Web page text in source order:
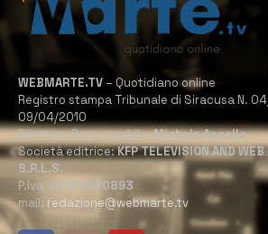
WEBMARTE.TV – Quotidiano online
Registro stampa Tribunale di Siracusa N.
09/04/2010
Direttore Responsabile:Michele Accolla
Società editrice:KFP TELEVISION AND
S.R.L.S.
P.Iva: 02184950893
mail: redazione@webmarte.tv